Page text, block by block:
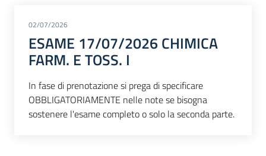
02/07/2026
ESAME 17/07/2026 CHIMICA
FARM. E TOSS. I
In fase di prenotazione si prega di specificare
OBBLIGATORIAMENTE nelle note se bisogna
sostenere l'esame completo o solo la seconda parte.